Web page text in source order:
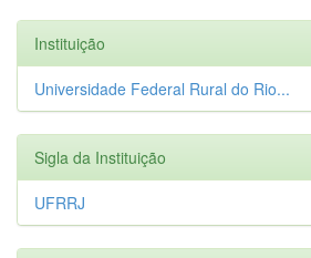
Instituição
Universidade Federal Rural do Rio...
Sigla da Instituição
UFRRJ